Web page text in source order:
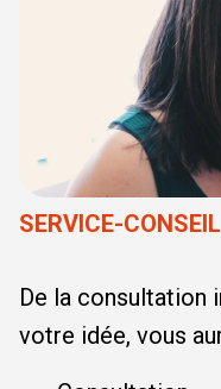
SERVICE-CONSEIL
De la consultation
votre idée, vous